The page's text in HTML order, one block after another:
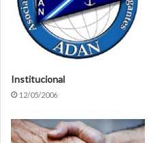
Institucional
12/05/2006